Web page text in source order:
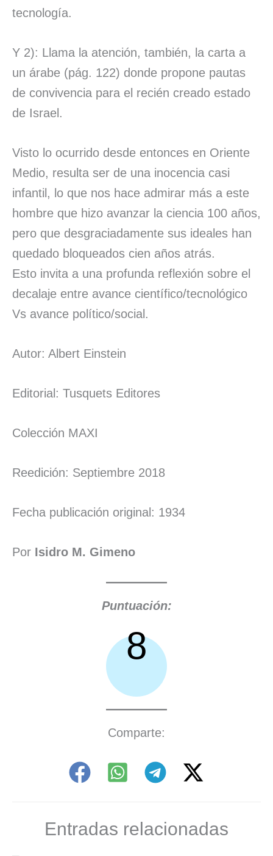
tecnología.
Y 2): Llama la atención, también, la carta a
un árabe (pág. 122) donde propone pautas
de convivencia para el recién creado estado
de Israel.
Visto lo ocurrido desde entonces en Oriente
Medio, resulta ser de una inocencia casi
infantil, lo que nos hace admirar más a este
hombre que hizo avanzar la ciencia 100 años,
pero que desgraciadamente sus ideales han
quedado bloqueados cien años atrás.
Esto invita a una profunda reflexión sobre el
decalaje entre avance científico/tecnológico
Vs avance político/social.
Autor: Albert Einstein
Editorial: Tusquets Editores
Colección MAXI
Reedición: Septiembre 2018
Fecha publicación original: 1934
Por Isidro M. Gimeno
Puntuación:
8
Comparte:
Entradas relacionadas